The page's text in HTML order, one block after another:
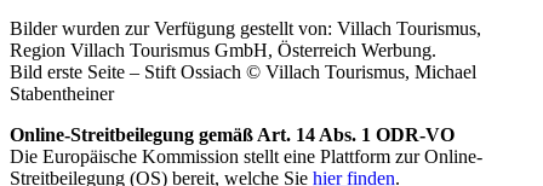
Bilder wurden zur Verfügung gestellt von: Villach Tourismus,
Region Villach Tourismus GmbH, Österreich Werbung.
Bild erste Seite – Stift Ossiach © Villach Tourismus, Michael
Stabentheiner
Online-Streitbeilegung gemäß Art. 14 Abs. 1 ODR-VO
Die Europäische Kommission stellt eine Plattform zur Online-
Streitbeilegung (OS) bereit, welche Sie hier finden.